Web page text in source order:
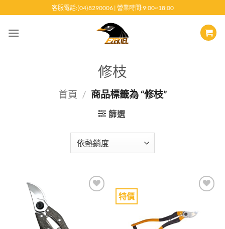
至
客服電話:(04)8290006 | 營業時間:9:00~18:00
修枝
首頁 / 商品標籤為 “修枝”
篩選
特價